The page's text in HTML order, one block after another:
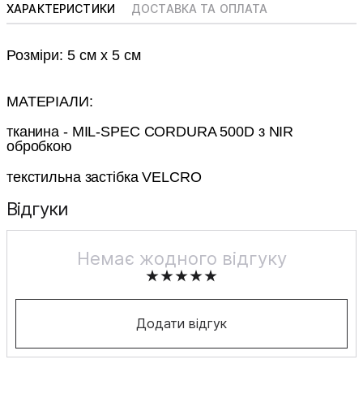
ХАРАКТЕРИСТИКИ ДОСТАВКА ТА ОПЛАТА
Розміри: 5 см х 5 см
МАТЕРІАЛИ:
тканина - MIL-SPEC CORDURA 500D з NIR
обробкою
текстильна застібка VELCRO
Відгуки
Немає жодного відгуку
Додати відгук